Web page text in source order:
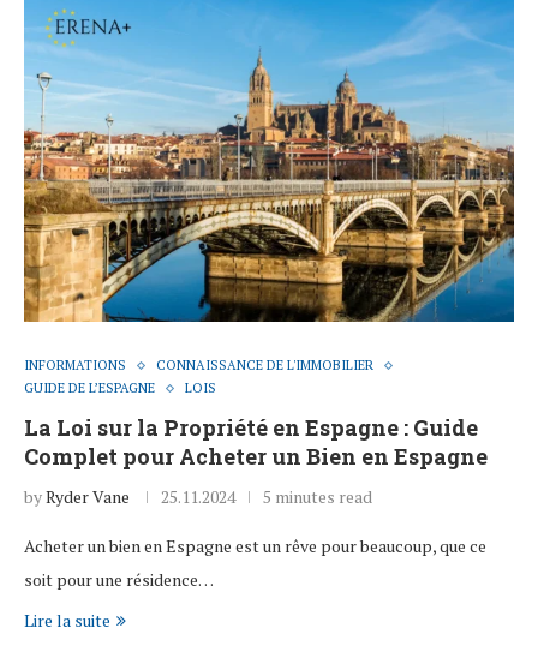
INFORMATIONS
CONNAISSANCE DE L'IMMOBILIER
GUIDE DE L’ESPAGNE
LOIS
La Loi sur la Propriété en Espagne : Guide
Complet pour Acheter un Bien en Espagne
byRyder Vane 25.11.2024 5 minutes read
Acheter un bien en Espagne est un rêve pour beaucoup, que ce
soit pour une résidence…
Lire la suite